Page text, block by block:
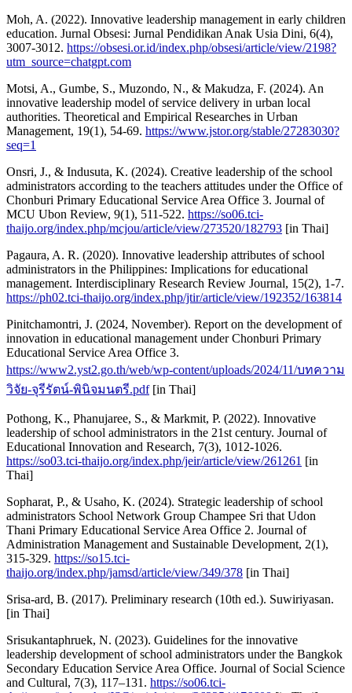
Moh, A. (2022). Innovative leadership management in early children
education. Jurnal Obsesi: Jurnal Pendidikan Anak Usia Dini, 6(4),
3007-3012. https://obsesi.or.id/index.php/obsesi/article/view/2198?
utm_source=chatgpt.com
Motsi, A., Gumbe, S., Muzondo, N., & Makudza, F. (2024). An
innovative leadership model of service delivery in urban local
authorities. Theoretical and Empirical Researches in Urban
Management, 19(1), 54-69. https://www.jstor.org/stable/27283030?
seq=1
Onsri, J., & Indusuta, K. (2024). Creative leadership of the school
administrators according to the teachers attitudes under the Office of
Chonburi Primary Educational Service Area Office 3. Journal of
MCU Ubon Review, 9(1), 511-522. https://so06.tci-
thaijo.org/index.php/mcjou/article/view/273520/182793 [in Thai]
Pagaura, A. R. (2020). Innovative leadership attributes of school
administrators in the Philippines: Implications for educational
management. Interdisciplinary Research Review Journal, 15(2), 1-7.
https://ph02.tci-thaijo.org/index.php/jtir/article/view/192352/163814
Pinitchamontri, J. (2024, November). Report on the development of
innovation in educational management under Chonburi Primary
Educational Service Area Office 3.
https://www2.yst2.go.th/web/wp-content/uploads/2024/11/บทความ
วิจัย-จุรีรัตน์-พินิจมนตรี.pdf[in Thai]
Pothong, K., Phanujaree, S., & Markmit, P. (2022). Innovative
leadership of school administrators in the 21st century. Journal of
Educational Innovation and Research, 7(3), 1012-1026.
https://so03.tci-thaijo.org/index.php/jeir/article/view/261261 [in
Thai]
Sopharat, P., & Usaho, K. (2024). Strategic leadership of school
administrators School Network Group Champee Sri that Udon
Thani Primary Educational Service Area Office 2. Journal of
Administration Management and Sustainable Development, 2(1),
315-329. https://so15.tci-
thaijo.org/index.php/jamsd/article/view/349/378 [in Thai]
Srisa-ard, B. (2017). Preliminary research (10th ed.). Suwiriyasan.
[in Thai]
Srisukantaphruek, N. (2023). Guidelines for the innovative
leadership development of school administrators under the Bangkok
Secondary Education Service Area Office. Journal of Social Science
and Cultural, 7(3), 117–131. https://so06.tci-